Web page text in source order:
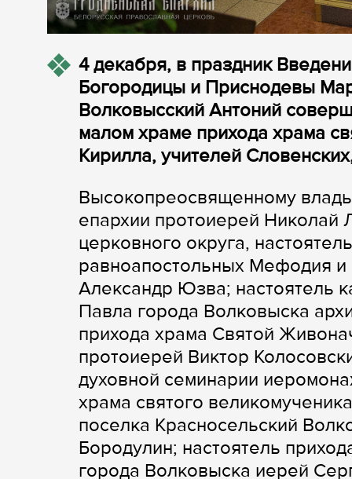
4 декабря, в праздник
Богородицы и Приснодевы
Волковысский Антоний
малом храме прихода храма
Кирилла, учителей
Высокопреосвященному
епархии протоиерей Николай
церковного округа,
равноапостольных Мефодия и
Александр Юзва; настоятель
Павла города Волковыска
прихода храма Святой
протоиерей Виктор
духовной семинарии
храма святого
поселка Красносельский
Бородулин; настоятель
города Волковыска иерей